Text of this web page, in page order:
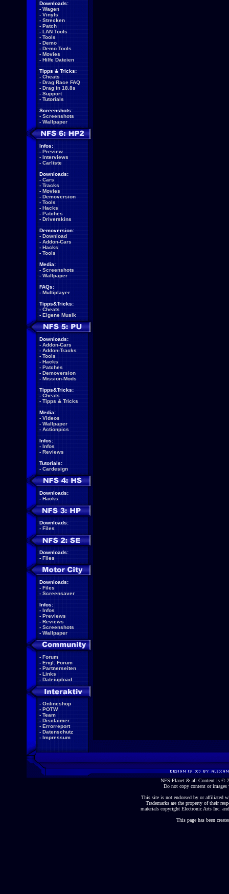
Downloads:
- Wagen
- Vinyls
- Strecken
- Patch
- LAN Tools
- Tools
- Demo
- Demo Tools
- Movies
- Hilfe Dateien
Tipps & Tricks:
- Cheats
- Drag Race FAQ
- Drag in 18.8s
- Support
- Tutorials
Screenshots:
- Screenshots
- Wallpaper
Infos:
- Preview
- Interviews
- Carliste
Downloads:
- Cars
- Tracks
- Movies
- Demoversion
- Tools
- Hacks
- Patches
- Driverskins
Demoversion:
- Download
- Addon-Cars
- Hacks
- Tools
Media:
- Screenshots
- Wallpaper
FAQs:
- Multiplayer
Tipps&Tricks:
- Cheats
- Eigene Musik
Downloads:
- Addon-Cars
- Addon-Tracks
- Tools
- Hacks
- Patches
- Demoversion
- Mission-Mods
Tipps&Tricks:
- Cheats
- Tipps & Tricks
Media:
- Videos
- Wallpaper
- Actionpics
Infos:
- Infos
- Reviews
Tutorials:
- Cardesign
Downloads:
- Hacks
Downloads:
- Files
Downloads:
- Files
Downloads:
- Files
- Screensaver
Infos:
- Infos
- Previews
- Reviews
- Screenshots
- Wallpaper
- Forum
- Engl. Forum
- Partnerseiten
- Links
- Dateiupload
- Onlineshop
- POTW
- Team
- Disclaimer
- Errorreport
- Datenschutz
- Impressum
NFS-Planet & all Content is ©
Do not copy content or
This site is not endorsed by or affiliated
Trademarks are the property of their
materials copyright Electronic Arts Inc.
This page has been